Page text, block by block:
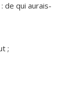
de qui aurais-
;